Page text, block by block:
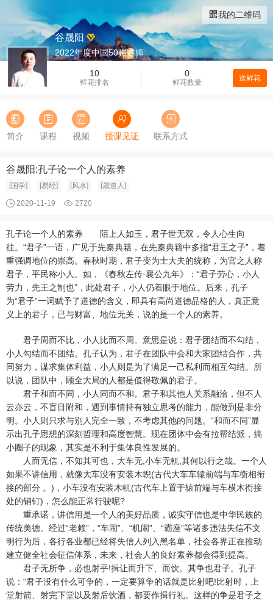
我的二维码
10
鲜花排名
0
鲜花数量 送鲜花
谷晟阳
2022年度中国50强讲师
简介 课程 视频 授课见证 联系方式
谷晟阳:孔子论一个人的素养
[国学] [易经] [风水] [晟道人]
2020-11-19 2720
孔子论一个人的素养 陌上人如玉，君子世无双，令人心生向
往。“君子”一语，广见于先秦典籍，在先秦典籍中多指“君王之子”，着
重强调地位的崇高。春秋时期，君子变为士大夫的统称，为官之人称
君子，平民称小人。如，《春秋左传·襄公九年》：“君子劳心，小人
劳力，先王之制也”，此处君子，小人仍着眼于地位。后来，孔子
为“君子”一词赋予了道德的含义，即具有高尚道德品格的人，真正意
义上的君子，已与财富、地位无关，说的是一个人的素养。
君子周而不比，小人比而不周。意思是说：君子团结而不勾结，
小人勾结而不团结。孔子认为，君子在团队中会和大家团结合作，共
同努力，谋求集体利益，小人则是为了满足一己私利而相互勾结。所
以说，团队中，顾全大局的人都是值得敬佩的君子。
君子和而不同，小人同而不和。君子和其他人关系融洽，但不人
云亦云，不盲目附和，遇到事情持有独立思考的能力，能做到是非分
明。小人则只求与别人完全一致，不考虑其他的问题。“和而不同”显
示出孔子思想的深刻哲理和高度智慧。现在团体中会有拉帮结派，搞
小圈子的现象，其实是不利于集体良性发展的。
人而无信，不知其可也，大车无,小车无軏,其何以行之哉。一个人
如果不讲信用，就像大车没有安装木輗(古代大车车辕前端与车衡相衔
接的部分 。)，小车没有安装木軏(古代车上置于辕前端与车横木衔接
处的销钉)，怎么能正常行驶呢?
重承诺，讲信用是一个人的美好品质，诚实守信也是中华民族的
传统美德。经过“老赖”，“车闹”、“机闹”、“霸座”等诸多违法失信不文
明行为后，各行各业都已经将失信人列入黑名单，社会各界正在推动
建立健全社会征信体系，未来，社会人的良好素养都会得到提高。
君子无所争，必也射乎!揖让而升下、而饮。其争也君子。孔子
说：“君子没有什么可争的，一定要算争的话就是比射吧!比射时，上
堂射箭、射完下堂以及射后饮酒，都要作揖行礼。这样的争是君子之